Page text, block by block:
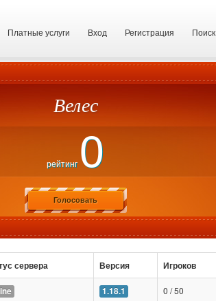
Платные услуги Вход Регистрация Поиск
Велес
рейтинг 0
Голосовать
сервера Версия Игроков
1.18.1 0 / 50